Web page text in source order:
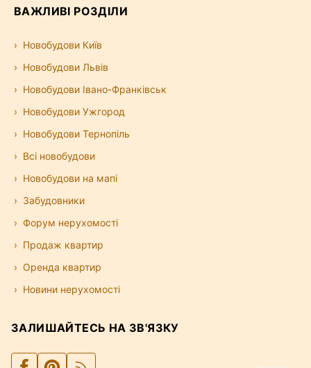
ВАЖЛИВІ РОЗДІЛИ
Новобудови Київ
Новобудови Львів
Новобудови Івано-Франківськ
Новобудови Ужгород
Новобудови Тернопіль
Всі новобудови
Новобудови на мапі
Забудовники
Форум нерухомості
Продаж квартир
Оренда квартир
Новини нерухомості
ЗАЛИШАЙТЕСЬ НА ЗВ'ЯЗКУ